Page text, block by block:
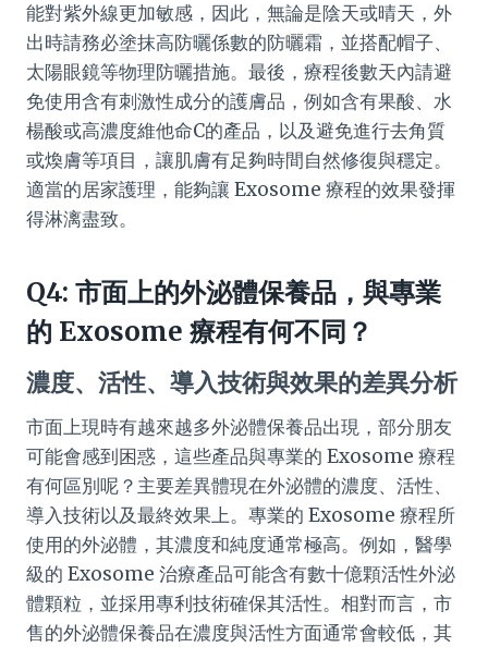
能對紫外線更加敏感，因此，無論是陰天或晴天，外
出時請務必塗抹高防曬係數的防曬霜，並搭配帽子、
太陽眼鏡等物理防曬措施。最後，療程後數天內請避
免使用含有刺激性成分的護膚品，例如含有果酸、水
楊酸或高濃度維他命C的產品，以及避免進行去角質
或煥膚等項目，讓肌膚有足夠時間自然修復與穩定。
適當的居家護理，能夠讓 Exosome 療程的效果發揮
得淋漓盡致。
Q4: 市面上的外泌體保養品，與專業
的 Exosome 療程有何不同？
濃度、活性、導入技術與效果的差異分析
市面上現時有越來越多外泌體保養品出現，部分朋友
可能會感到困惑，這些產品與專業的 Exosome 療程
有何區別呢？主要差異體現在外泌體的濃度、活性、
導入技術以及最終效果上。專業的 Exosome 療程所
使用的外泌體，其濃度和純度通常極高。例如，醫學
級的 Exosome 治療產品可能含有數十億顆活性外泌
體顆粒，並採用專利技術確保其活性。相對而言，市
售的外泌體保養品在濃度與活性方面通常會較低，其